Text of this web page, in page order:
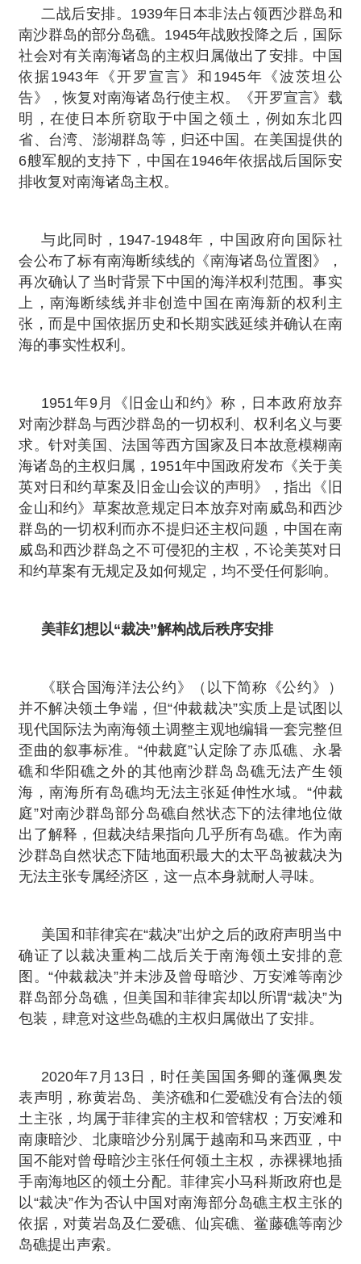
二战后安排。1939年日本非法占领西沙群岛和
南沙群岛的部分岛礁。1945年战败投降之后，国际
社会对有关南海诸岛的主权归属做出了安排。中国
依据1943年《开罗宣言》和1945年《波茨坦公
告》，恢复对南海诸岛行使主权。《开罗宣言》载
明，在使日本所窃取于中国之领土，例如东北四
省、台湾、澎湖群岛等，归还中国。在美国提供的
6艘军舰的支持下，中国在1946年依据战后国际安
排收复对南海诸岛主权。
与此同时，1947-1948年，中国政府向国际社
会公布了标有南海断续线的《南海诸岛位置图》，
再次确认了当时背景下中国的海洋权利范围。事实
上，南海断续线并非创造中国在南海新的权利主
张，而是中国依据历史和长期实践延续并确认在南
海的事实性权利。
1951年9月《旧金山和约》称，日本政府放弃
对南沙群岛与西沙群岛的一切权利、权利名义与要
求。针对美国、法国等西方国家及日本故意模糊南
海诸岛的主权归属，1951年中国政府发布《关于美
英对日和约草案及旧金山会议的声明》，指出《旧
金山和约》草案故意规定日本放弃对南威岛和西沙
群岛的一切权利而亦不提归还主权问题，中国在南
威岛和西沙群岛之不可侵犯的主权，不论美英对日
和约草案有无规定及如何规定，均不受任何影响。
美菲幻想以“裁决”解构战后秩序安排
《联合国海洋法公约》（以下简称《公约》）
并不解决领土争端，但“仲裁裁决”实质上是试图以
现代国际法为南海领土调整主观地编辑一套完整但
歪曲的叙事标准。“仲裁庭”认定除了赤瓜礁、永暑
礁和华阳礁之外的其他南沙群岛岛礁无法产生领
海，南海所有岛礁均无法主张延伸性水域。“仲裁
庭”对南沙群岛部分岛礁自然状态下的法律地位做
出了解释，但裁决结果指向几乎所有岛礁。作为南
沙群岛自然状态下陆地面积最大的太平岛被裁决为
无法主张专属经济区，这一点本身就耐人寻味。
美国和菲律宾在“裁决”出炉之后的政府声明当中
确证了以裁决重构二战后关于南海领土安排的意
图。“仲裁裁决”并未涉及曾母暗沙、万安滩等南沙
群岛部分岛礁，但美国和菲律宾却以所谓“裁决”为
包装，肆意对这些岛礁的主权归属做出了安排。
2020年7月13日，时任美国国务卿的蓬佩奥发
表声明，称黄岩岛、美济礁和仁爱礁没有合法的领
土主张，均属于菲律宾的主权和管辖权；万安滩和
南康暗沙、北康暗沙分别属于越南和马来西亚，中
国不能对曾母暗沙主张任何领土主权，赤裸裸地插
手南海地区的领土分配。菲律宾小马科斯政府也是
以“裁决”作为否认中国对南海部分岛礁主权主张的
依据，对黄岩岛及仁爱礁、仙宾礁、鲎藤礁等南沙
岛礁提出声索。